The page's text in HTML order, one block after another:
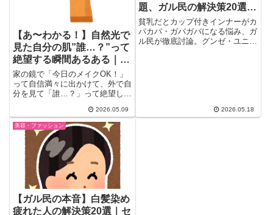
【あ〜わかる！】自然光で
見た自分の肌”誰…？”って
絶望する瞬間あるある｜車
の鏡・夜の電車の窓・歯医
者のライト
家の鏡で「今日のメイクOK！」
って自信満々に出かけて、外で自
分を見て「誰…？」って絶望した
2026.05.09
題、ガル民の解決策20選｜
ユニクロ・グンゼ・プチプ
ラ代替品まとめ
貧乳だとカップ付きインナーがカ
パカパ・ガバガバになる悩み、ガ
ル民が徹底討論。グンゼ・ユニク
2026.05.18
美容・ファッション
【ガル民の本音】白髪染め
疲れた人の解決策20選｜セ